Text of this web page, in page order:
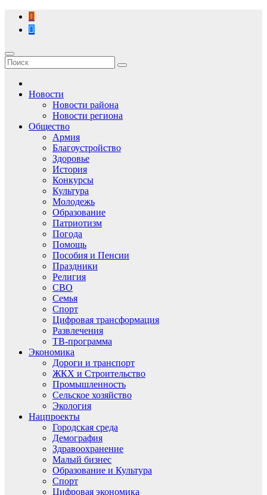
Перейти
содержимому
Новости
Новости района
Новости региона
Общество
Армия
Благоустройство
Здоровье
История
Конкурсы
Культура
Молодежь
Образование
Патриотизм
Погода
Помощь
Пособия и Пенсии
Праздники
Религия
СВО
Семья
Спорт
Цифровая трансформация
Развлечения
ТВ-программа
Экономика
Дороги и транспорт
ЖКХ и Строительство
Промышленность
Сельское хозяйство
Экология
Нацпроекты
Городская среда
Демография
Здравоохранение
Малый бизнес
Образование и Культура
Спорт
Цифровая экономика